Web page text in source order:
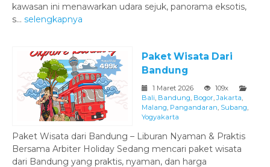
kawasan ini menawarkan udara sejuk, panorama eksotis,
s... selengkapnya
Paket Wisata Dari
Bandung
1 Maret 2026
109x
Bali, Bandung, Bogor,Jakarta,
Malang, Pangandaran, Subang,
Yogyakarta
‎Paket Wisata dari Bandung – Liburan Nyaman & Praktis
Bersama Arbiter Holiday ‎Sedang mencari paket wisata
dari Bandung yang praktis, nyaman, dan harga